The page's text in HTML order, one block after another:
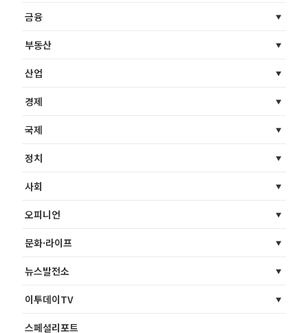
금융
부동산
산업
경제
국제
정치
사회
오피니언
문화·라이프
뉴스발전소
이투데이TV
스페셜리포트